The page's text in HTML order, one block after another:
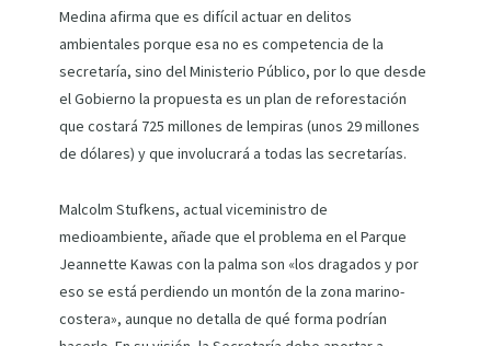
Medina afirma que es difícil actuar en delitos
ambientales porque esa no es competencia de la
secretaría, sino del Ministerio Público, por lo que desde
el Gobierno la propuesta es un plan de reforestación
que costará 725 millones de lempiras (unos 29 millones
de dólares) y que involucrará a todas las secretarías.
Malcolm Stufkens, actual viceministro de
medioambiente, añade que el problema en el Parque
Jeannette Kawas con la palma son «los dragados y por
eso se está perdiendo un montón de la zona marino-
costera», aunque no detalla de qué forma podrían